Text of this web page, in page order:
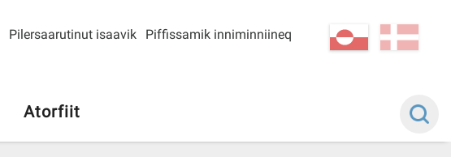
kl-GL
Pilersaarutinut isaavik Piffissamik inniminniineq
Atorfiit